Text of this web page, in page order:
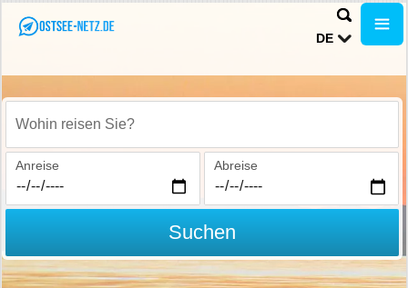
DE
Wohin reisen Sie?
Anreise Abreise
Suchen